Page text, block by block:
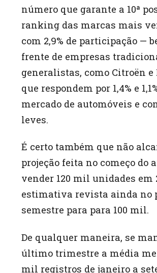
número que garante a 10ª
ranking das marcas mais
com 2,9% de participação —
frente de empresas
generalistas, como Citroën e
que respondem por 1,4% e
mercado de automóveis e
leves.
É certo também que não
projeção feita no começo do
vender 120 mil unidades em
estimativa revista ainda no
semestre para para 100 mil.
De qualquer maneira, se
último trimestre a média
mil registros de janeiro a